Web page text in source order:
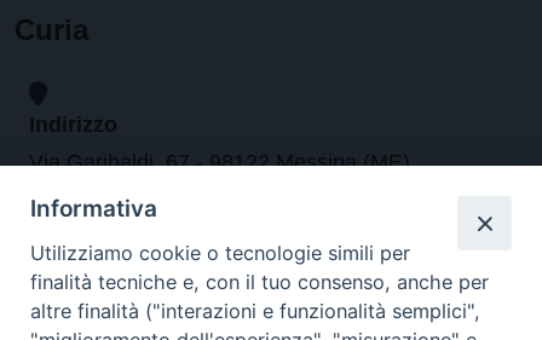
Curia
Indirizzo
Via Garibaldi, 67 - 98122 Messina (ME)
Orari
da lunedi al venerdi dalle ore 9.30 alle 12.30
Informativa
Utilizziamo cookie o tecnologie simili per
finalità tecniche e, con il tuo consenso, anche per
altre finalità ("interazioni e funzionalità semplici",